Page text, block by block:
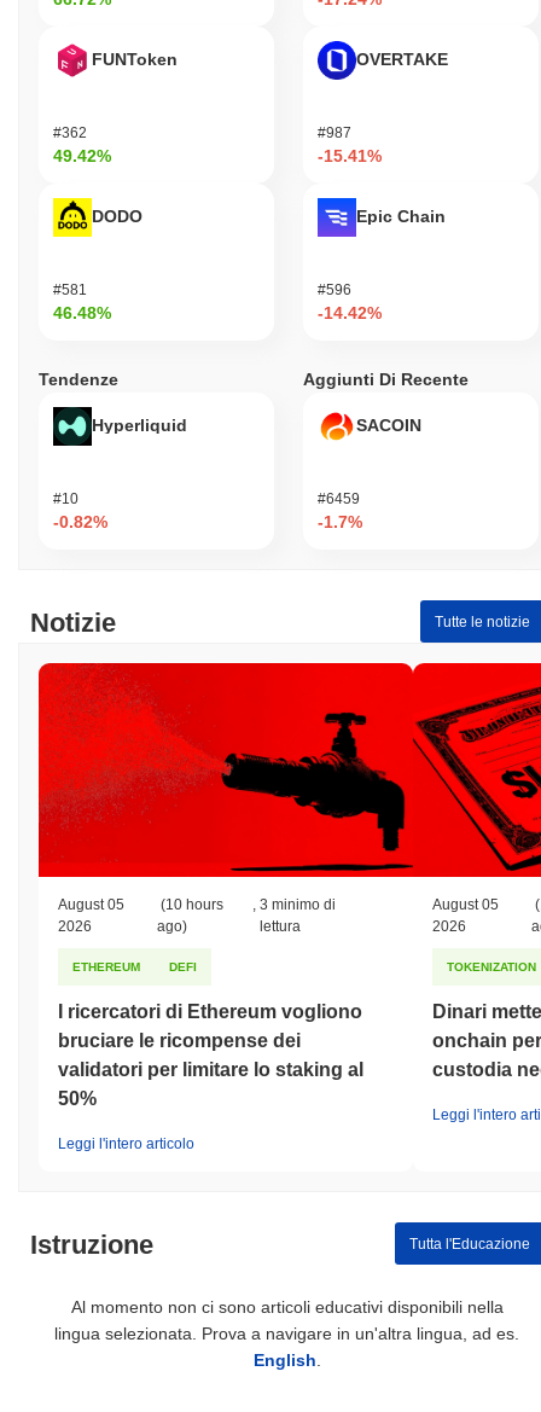
FUNToken
#362
49.42%
DODO
#581
46.48%
OVERTAKE
#987
-15.41%
Epic Chain
#596
-14.42%
Tendenze
Hyperliquid
#10
-0.82%
Aggiunti Di Recente
SACOIN
#6459
-1.7%
Notizie Tutte le notizie
August 05
2026
(10 hours
ago)
, 3 minimo di
lettura
ETHEREUM DEFI
I ricercatori di Ethereum vogliono
bruciare le ricompense dei
validatori per limitare lo staking al
50%
Leggi l'intero articolo
August 05
2026
TOKENIZATION
Dinari
onchain
custodia
Leggi l'intero
Istruzione Tutta l'Educazione
Al momento non ci sono articoli educativi disponibili nella
lingua selezionata. Prova a navigare in un'altra lingua, ad es.
English.